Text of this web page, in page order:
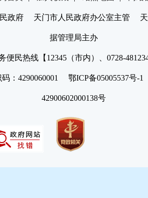
民政府 天门市人民政府办公室主管 天
据管理局主办
便民热线【12345（市内）、0728-
码：4290060001 鄂ICP备05005537号
42900602000138号